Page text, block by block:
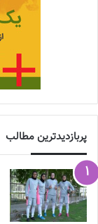
پربازدیدترین مطالب